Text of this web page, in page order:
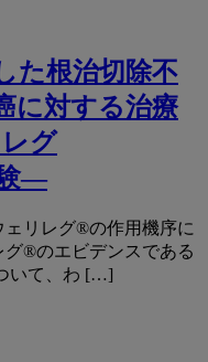
た根治切除不
に対する治療
グ
―
リレグ®の作用機序に
®のエビデンスである
いて、わ […]